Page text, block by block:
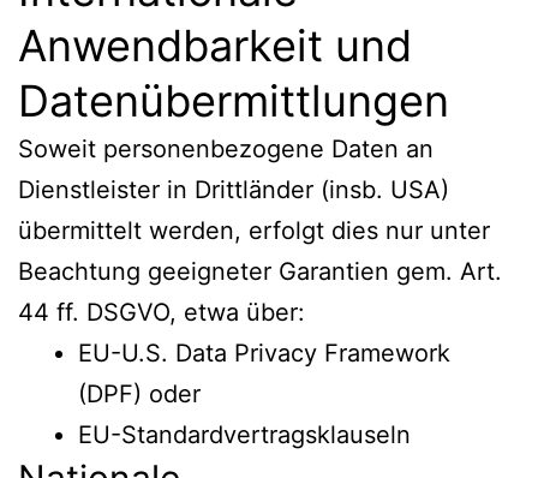
Anwendbarkeit und
Datenübermittlungen
Soweit personenbezogene Daten an
Dienstleister in Drittländer (insb. USA)
übermittelt werden, erfolgt dies nur unter
Beachtung geeigneter Garantien gem. Art.
44 ff. DSGVO, etwa über:
EU-U.S. Data Privacy Framework
(DPF) oder
EU-Standardvertragsklauseln